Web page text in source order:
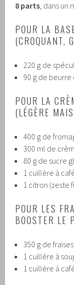
8 parts, dans un
POUR LA
(CROQUANT,
220 g de
90 g de
POUR LA
(LÉGÈRE
400 g de
300 ml de
80 g de sucre
1 cuillère à
1 citron (zeste
POUR LES
BOOSTER LE
350 g de fraises
1 cuillère à
1 cuillère à